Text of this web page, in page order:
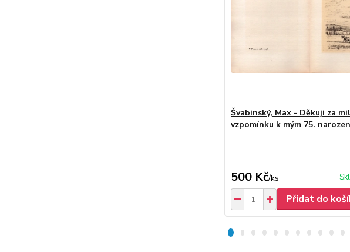
Švabinský, Max - Děkuji za
vzpomínku k mým 75.
500 Kč/ks
Přidat do